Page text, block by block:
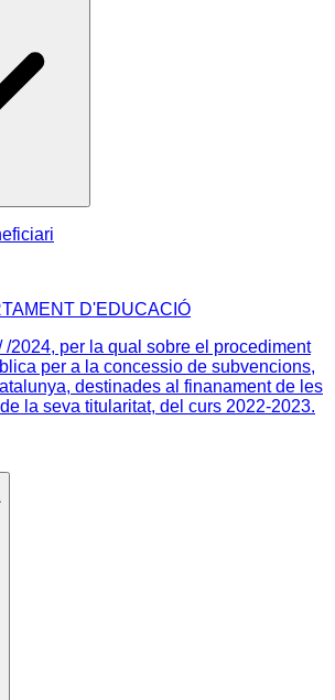
D'EDUCACIÓ
/2024, per la qual sobre el procediment
per a la concessio de subvencions,
destinades al finanament de les
la seva titularitat, del curs 2022-2023.